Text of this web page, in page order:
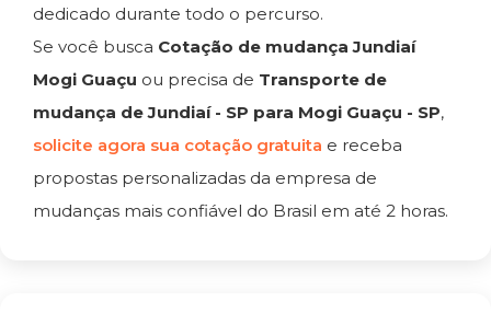
dedicado durante todo o percurso.
Se você busca Cotação de mudança Jundiaí
Mogi Guaçu ou precisa de Transporte de
mudança de Jundiaí - SP para Mogi Guaçu - SP,
solicite agora sua cotação gratuita e receba
propostas personalizadas da empresa de
mudanças mais confiável do Brasil em até 2 horas.